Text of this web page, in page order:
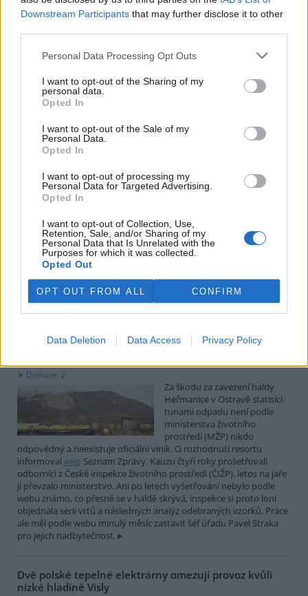
Downstream Participants that may further disclose it to other
Personal Data Processing Opt Outs
I want to opt-out of the Sharing of my
personal data.
Opted In
I want to opt-out of the Sale of my
Personal Data.
Opted In
I want to opt-out of processing my
Personal Data for Targeted Advertising.
Opted In
I want to opt-out of Collection, Use,
Retention, Sale, and/or Sharing of my
Personal Data that Is Unrelated with the
Purposes for which it was collected.
Opted Out
OPT OUT FROM ALL CONFIRM
Data Deletion Data Access Privacy Policy
energetická ušetřila na
rekultivacích hnědouhelného
obcím prostřednictvím Státního fondu životního prostředí (SFŽP),
v pondělí ale společnost uvedla, že hodlá sama rozhodnout o
využití peněz a že chce ohledně výše podpory jednat přímo s
obcemi v okolí těžební oblasti. Červeného krok překvapil, postup
společnosti sleduje se znepokojením. Společnost patří do
Italské zemědělce trápí listokaz japonský ničící vinice i
5.8.2026 01:12 | ŘÍM (ČTK)
Diskuse: 2
měňavými krovkami, jejichž
původní domovinou je
Japonsko, se stávají čím dál
větší hrozbou v Itálii. Rojí se po
sadech a vinicích a zanechávají za sebou listy s vykousanými
mřížkami, což oslabuje rostliny a snižuje úrodu, napsala agentura
Ministerstvo v kauze haldy Heřmanice rozhodlo, že
viník neexistuje
Diskuse: 2
Za škodu za zavezení haldy
Heřmanice v Ostravě statisíci
tunami odpadu není podle
ministerstva životního
prostředí (MŽP) nikdo
odpovědný a neexistuje oficiální viník. O rozhodnutí resortu
informoval web Seznam Zprávy. Kauzu čtyři roky prošetřovali
odborníci z České inspekce životního prostředí (ČIŽP), letos na jaře
ji převzalo ministerstvo. Ani po letech vyšetřování nebylo podle
webu známo, co přesně se v haldě skrývá, inspekce si proto loni
objednala sérii vrtů a následných analýz odebraných vzorků. Práce
ale měl podle webu minulý měsíc zastavit šéf úřadu Pavel Straka
pro jejich nadbytečnost.
Dvě polské tepelné elektrárny omezují provoz kvůli
nízké hladině Visly